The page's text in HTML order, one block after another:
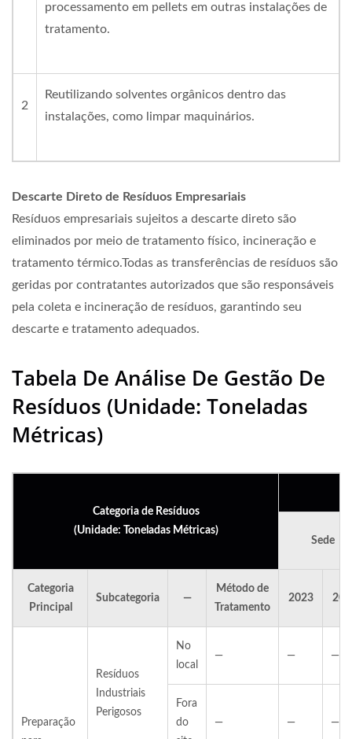
processamento em pellets em outras instalações de
tratamento.
2
Reutilizando solventes orgânicos dentro das
instalações, como limpar maquinários.
Descarte Direto de Resíduos Empresariais
Resíduos empresariais sujeitos a descarte direto são
eliminados por meio de tratamento físico, incineração e
tratamento térmico.Todas as transferências de resíduos são
geridas por contratantes autorizados que são responsáveis
pela coleta e incineração de resíduos, garantindo seu
descarte e tratamento adequados.
Tabela De Análise De Gestão De
Resíduos (Unidade: Toneladas
Métricas)
Categoria de Resíduos
(Unidade: Toneladas Métricas)
Sede
Categoria
Principal
Subcategoria —
Método de
Tratamento
2023
Preparação
Resíduos
Industriais
Perigosos
No
local
— — —
Fora
do
— — —